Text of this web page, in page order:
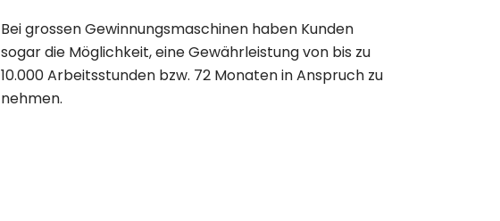
Bei grossen Gewinnungsmaschinen haben Kunden
sogar die Möglichkeit, eine Gewährleistung von bis zu
10.000 Arbeitsstunden bzw. 72 Monaten in Anspruch zu
nehmen.